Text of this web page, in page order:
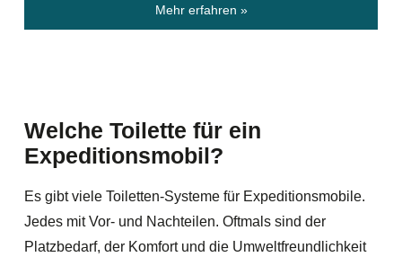
Mehr erfahren »
Welche Toilette für ein
Expeditionsmobil?
Es gibt viele Toiletten-Systeme für Expeditionsmobile.
Jedes mit Vor- und Nachteilen. Oftmals sind der
Platzbedarf, der Komfort und die Umweltfreundlichkeit